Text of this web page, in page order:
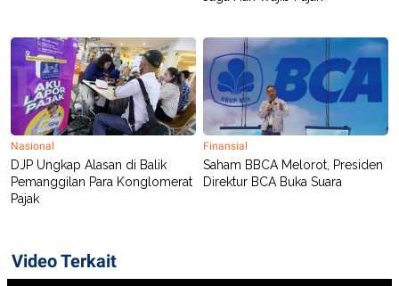
Nasional
DJP Ungkap Alasan di Balik
Pemanggilan Para Konglomerat
Pajak
Finansial
Saham BBCA Melorot, Presiden
Direktur BCA Buka Suara
Video Terkait